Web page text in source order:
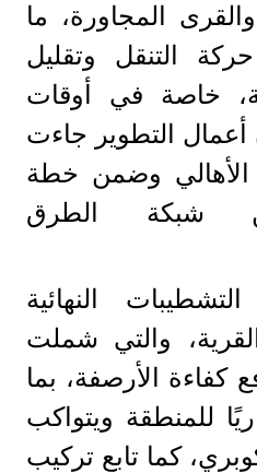
المجاورة، ما
التنقل وتقليل
خاصة في أوقات
أعمال التطوير جاءت
الأهالي وضمن خطة
شبكة الطرق
النهائية
والتي شملت
كفاءة الأرصفة، بما
للمنطقة ويتواكب
كما تابع تركيب